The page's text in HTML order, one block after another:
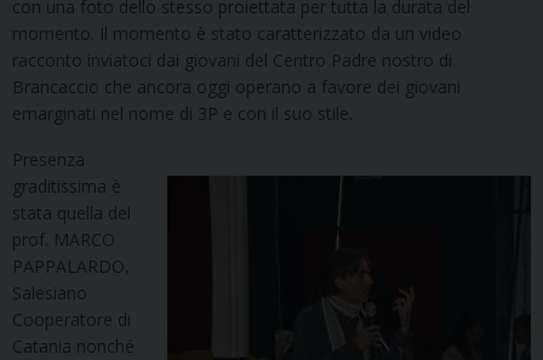
con una foto dello stesso proiettata per tutta la durata del
momento. Il momento è stato caratterizzato da un video
racconto inviatoci dai giovani del Centro Padre nostro di
Brancaccio che ancora oggi operano a favore dei giovani
emarginati nel nome di 3P e con il suo stile.
Presenza
graditissima è
stata quella del
prof. MARCO
PAPPALARDO,
Salesiano
Cooperatore di
Catania nonché